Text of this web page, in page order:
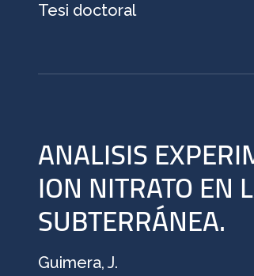
Tesi doctoral
ANALISIS
ION NITRATO EN
SUBTERRÁNEA.
Guimera, J.